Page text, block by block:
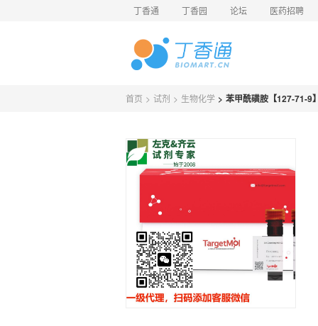
丁香通 丁香园 论坛 医药招聘
首页 > 试剂 > 生物化学 > 苯甲酰磺胺【127-71-9